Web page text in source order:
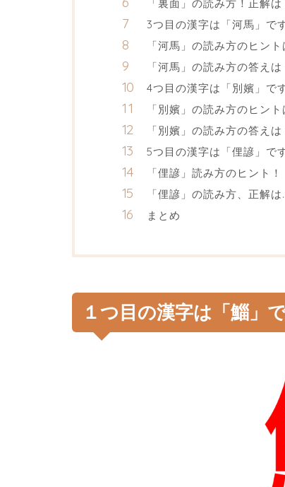
「裏面」の読み方！正解は
3つ目の漢字は「河馬」で
「河馬」の読み方のヒント
「河馬」の読み方の答えは
4つ目の漢字は「別嬪」で
「別嬪」の読み方のヒント
「別嬪」の読み方の答えは
5つ目の漢字は「俚諺」で
「俚諺」読み方のヒント！
「俚諺」の読み方、正解は
まとめ
１つ目の漢字は「鯔」